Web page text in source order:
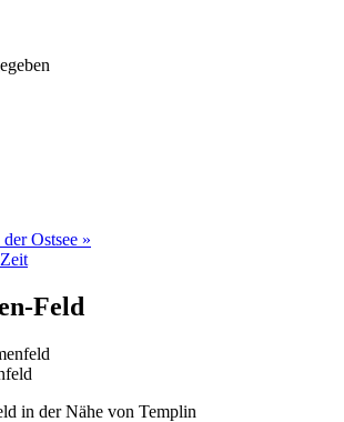
Ostsee »
Feld
in der Nähe von Templin